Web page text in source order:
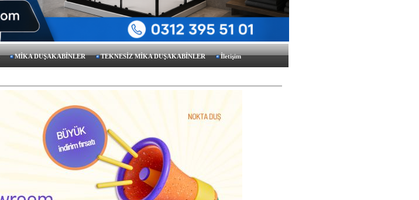
MİKA DUŞAKABİNLER TEKNESİZ MİKA DUŞAKABİNLER İletişim